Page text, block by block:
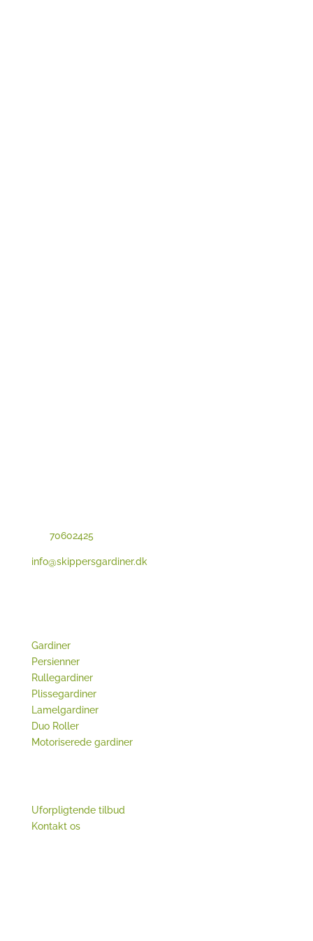
70602425
info@skippersgardiner.dk
Gardiner
Persienner
Rullegardiner
Plissegardiner
Lamelgardiner
Duo Roller
Motoriserede gardiner
Uforpligtende tilbud
Kontakt os